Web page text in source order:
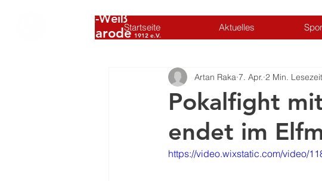
SC Rot-Weiß
Volkmarode 1912 e.V.
Startseite Aktuelles
Pokalfight
endet im
Artan Raka 7. Apr. 2 Min. Lesezeit
https://video.wixstatic.com/video/